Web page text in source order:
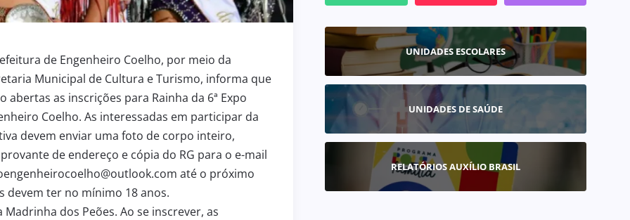
de Engenheiro Coelho, por meio da
Municipal de Cultura e Turismo, informa que
abertas as inscrições para Rainha da 6ª Expo
Coelho. As interessadas em participar da
devem enviar uma foto de corpo inteiro,
de endereço e cópia do RG para o e-mail
até o próximo
devem ter no mínimo 18 anos.
dos Peões. Ao se inscrever, as
UNIDADES ESCOLARES
UNIDADES DE SAÚDE
RELATÓRIOS AUXÍLIO BRASIL